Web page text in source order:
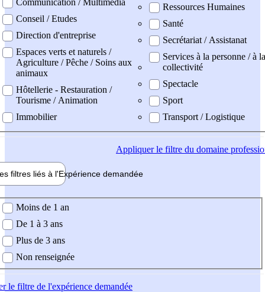
Conseil / Etudes
Direction d'entreprise
Espaces verts et naturels /
Agriculture / Pêche / Soins aux
animaux
Hôtellerie - Restauration /
Tourisme / Animation
Immobilier
Ressources Humaines
Santé
Secrétariat / Assistanat
Services à la personne / à la
collectivité
Spectacle
Sport
Transport / Logistique
Appliquerle filtre du domaine
filtres liés à l'Expérience demandée
demandée
Moins de 1 an
De 1 à 3 ans
Plus de 3 ans
Non renseignée
le filtre de l'expérience demandée